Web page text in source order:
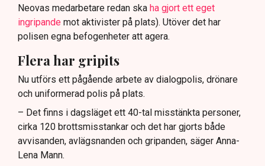
Neovas medarbetare redan ska ha gjort ett eget
ingripande mot aktivister på plats). Utöver det har
polisen egna befogenheter att agera.
Flera har gripits
Nu utförs ett pågående arbete av dialogpolis, drönare
och uniformerad polis på plats.
– Det finns i dagsläget ett 40-tal misstänkta personer,
cirka 120 brottsmisstankar och det har gjorts både
avvisanden, avlägsnanden och gripanden, säger Anna-
Lena Mann.